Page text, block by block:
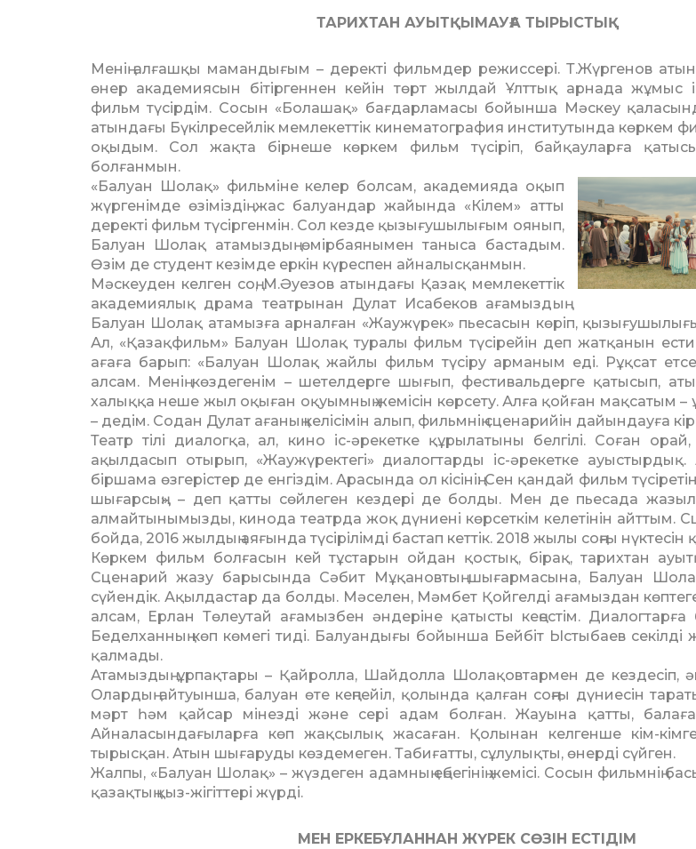
ТАРИХТАН АУЫТҚЫМАУҒА ТЫРЫСТЫҚ
Менің алғашқы мамандығым – деректі фильмдер режиссері. Т.Жүргенов
өнер академиясын бітіргеннен кейін төрт жылдай Ұлттық арнада жұмыс
фильм түсірдім. Сосын «Болашақ» бағдарламасы бойынша Мәскеу
атындағы Бүкілресейлік мемлекеттік кинематография институтында көркем
оқыдым. Сол жақта бірнеше көркем фильм түсіріп, байқауларға
болғанмын.
«Балуан Шолақ» фильміне келер болсам, академияда оқып
жүргенімде өзіміздің жас балуандар жайында «Кілем» атты
деректі фильм түсіргенмін. Сол кезде қызығушылығым оянып,
Балуан Шолақ атамыздың өмірбаянымен таныса бастадым.
Өзім де студент кезімде еркін күреспен айналысқанмын.
Мәскеуден келген соң, М.Әуезов атын­дағы Қазақ мемлекеттік
академиялық драма театрынан Дулат Исабеков ағамыз­­дың
Балуан Шолақ атамызға арнал­ған «Жаужүрек» пьесасын көріп,
Ал, «Қазақфильм» Балуан Шолақ туралы фильм түсірейін деп жатқанын
ағаға барып: «Балуан Шолақ жайлы фильм түсіру арманым еді. Рұқсат
алсам. Менің көздегенім – шетелдерге шығып, фестивальдерге қатысып,
халыққа неше жыл оқыған оқуымның жемісін көрсету. Алға қойған мақсатым –
– дедім. Содан Дулат ағаның келісімін алып, фильмнің сценарийін дайындауға
Театр тілі диалогқа, ал, кино іс-әрекетке құрылатыны белгілі. Соған
ақылдасып отырып, «Жаужүректегі» диалогтарды іс-әрекетке ауыстырдық.
біршама өзгерістер де енгіздім. Арасында ол кісінің: Сен қандай фильм
шығарсың», – деп қатты сөйлеген кездері де болды. Мен де пьесада
алмайтынымызды, кинода театрда жоқ дүниені көрсеткім келетінін айттым.
бойда, 2016 жылдың аяғында түсірілімді бастап кеттік. 2018 жылы соңғы нүктесін
Көркем фильм болғасын кей тұстарын ойдан қостық, бірақ, тарихтан
Сценарий жазу барысында Сәбит Мұқановтың шығармасына, Балуан
сүйендік. Ақылдастар да болды. Мәселен, Мәмбет Қойгелді ағамыздан
алсам, Ерлан Төлеутай ағамызбен әндеріне қатысты кеңестім.
Беделханның көп көмегі тиді. Балуандығы бойынша Бейбіт Ыстыбаев секілді
қалмады.
Атамыздың ұрпақтары – Қайролла, Шайдолла Шолақовтармен де кездесіп,
Олардың айтуынша, балуан өте кеңпейіл, қолында қалған соңғы дүниесін
мәрт һәм қайсар мінезді және сері адам болған. Жауына қатты,
Айналасындағыларға көп жақсылық жасаған. Қолынан келгенше кім-
тырысқан. Атын шығаруды көздемеген. Табиғатты, сұлулықты, өнерді сүйген.
Жалпы, «Балуан Шолақ» – жүздеген адамның еңбегінің жемісі. Сосын фильмнің
қазақтың қыз-жігіттері жүрді.
МЕН ЕРКЕБҰЛАННАН ЖҮРЕК СӨЗІН ЕСТІДІМ